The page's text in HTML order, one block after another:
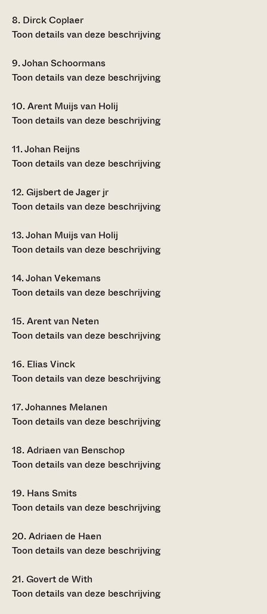
8. Dirck Coplaer
Toon details van deze beschrijving
9.Johan Schoormans
Toon details van deze beschrijving
10.Arent Muijs van Holij
Toon details van deze beschrijving
11.Johan Reijns
Toon details van deze beschrijving
12.Gijsbert de Jager jr
Toon details van deze beschrijving
13.Johan Muijs van Holij
Toon details van deze beschrijving
14.Johan Vekemans
Toon details van deze beschrijving
15.Arent van Neten
Toon details van deze beschrijving
16. Elias Vinck
Toon details van deze beschrijving
17.Johannes Melanen
Toon details van deze beschrijving
18.Adriaen van Benschop
Toon details van deze beschrijving
19. Hans Smits
Toon details van deze beschrijving
20.Adriaen de Haen
Toon details van deze beschrijving
21.Govert de With
Toon details van deze beschrijving